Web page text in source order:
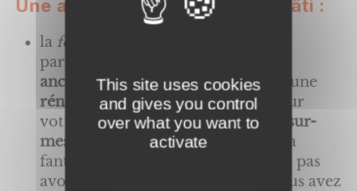
Une adaptabilité parfaite au bâti :
la fenêtre sur-mesure
parfaitement les
anciennes fenêtresdans le cadre d’une
rénovation de vos menuiseries
. Pour
votre maison neuve, nosproduits sur-
mesure
permettront d’ajouter de la
fantaisie à vos menuiseries et de ne pas
avoir de
que vous avez
This site uses cookies
and gives you control
over what you want to
activate